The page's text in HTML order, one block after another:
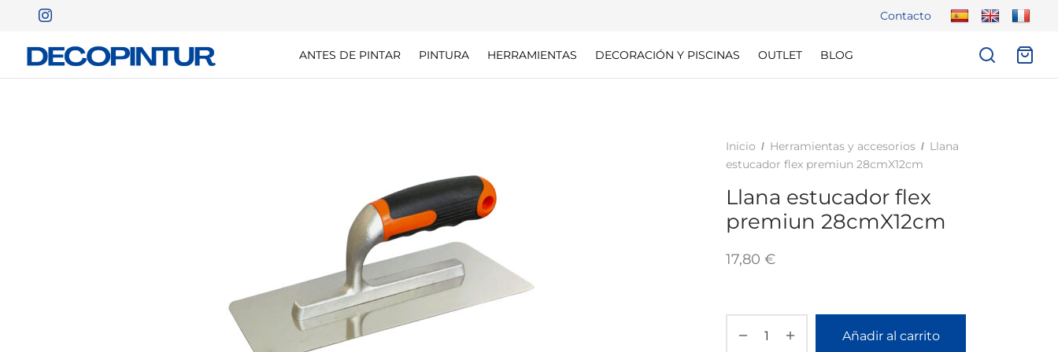
Contacto
ANTES DE PINTAR PINTURA HERRAMIENTAS DECORACIÓN Y PISCINAS OUTLET BLOG
Inicio / Herramientas y accesorios / Llana
estucador flex premiun 28cmX12cm
Llana estucador flex
premiun 28cmX12cm
17,80 €
Añadir al carrito